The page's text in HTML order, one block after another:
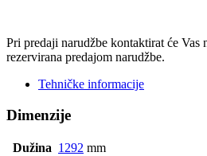
Pri predaji narudžbe kontaktirat će Vas
rezervirana predajom narudžbe.
Tehničke informacije
Dimenzije
Dužina 1292 mm